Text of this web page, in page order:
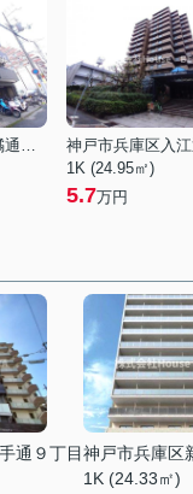
神戸市兵庫区西上橘通２丁目
1K (24.95㎡)
5.7万円
通９丁目神戸市兵庫区
1K (24.33㎡)